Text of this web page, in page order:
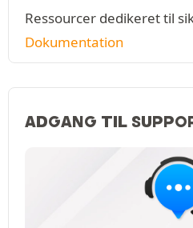
Ressourcer dedikeret til
Dokumentation
ADGANG TIL